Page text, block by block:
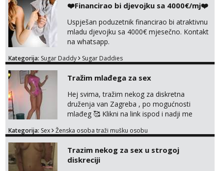
tamo, cekam te!
❤️Financirao bi djevojku sa 4000€/mj❤️
Uspješan poduzetnik financirao bi atraktivnu
mladu djevojku sa 4000€ mjesečno. Kontakt
na whatsapp.
Kategorija: Sugar Daddy Sugar Daddies
Tražim mlađega za sex
Hej svima, tražim nekog za diskretna
druženja van Zagreba , po mogućnosti
mlađeg 🥰 Klikni na link ispod i nadji me
Kategorija: Sex Ženska osoba traži mušku osobu
Trazim nekog za sex u strogoj
diskreciji